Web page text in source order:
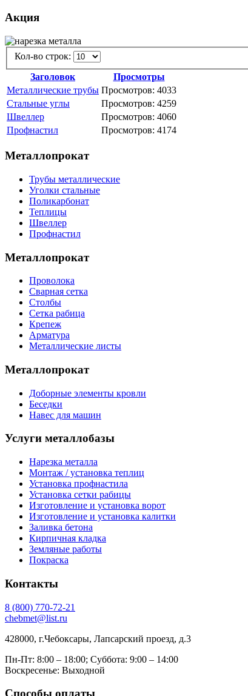
Акция
Кол-во строк:
Заголовок
Просмотры
Металлические трубы Просмотров: 4033
Стальные углы
Просмотров: 4259
Швеллер
Просмотров: 4060
Профнастил
Просмотров: 4174
Металлопрокат
Трубы металлические
Уголки стальные
Поликарбонат
Теплицы
Швеллер
Профнастил
Металлопрокат
Проволока
Сварная сетка
Столбы
Сетка рабица
Крепеж
Арматура
Металлические листы
Металлопрокат
Доборные элементы кровли
Беседки
Навес для машин
Услуги металлобазы
Нарезка металла
Монтаж / установка теплиц
Установка профнастила
Установка сетки рабицы
Изготовление и установка ворот
Изготовление и установка калитки
Заливка бетона
Кирпичная кладка
Земляные работы
Покраска
Контакты
8 (800) 770-72-21
chebmet@list.ru
428000, г.Чебоксары, Лапсарский проезд, д.3
Пн-Пт: 8:00 – 18:00; Суббота: 9:00 – 14:00
Воскресенье: Выходной